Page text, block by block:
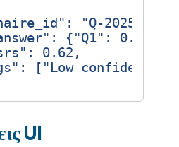
:
"Q-2025-
: {"Q1" : 0.78
: 0.62 ,
: [ "Low confidence
UI